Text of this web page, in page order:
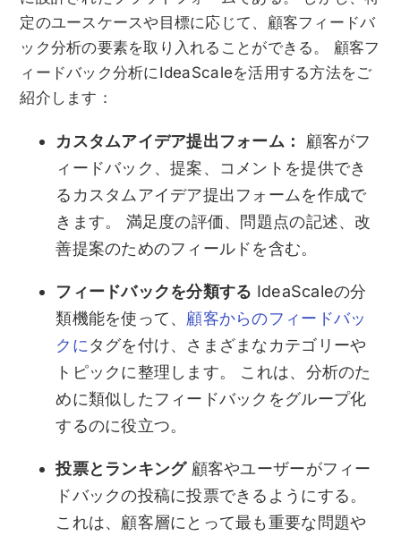
定のユースケースや目標に応じて、顧客フィードバ
ック分析の要素を取り入れることができる。 顧客フ
ィードバック分析にIdeaScaleを活用する方法をご
紹介します：
カスタムアイデア提出フォーム： 顧客がフ
ィードバック、提案、コメントを提供でき
るカスタムアイデア提出フォームを作成で
きます。 満足度の評価、問題点の記述、改
善提案のためのフィールドを含む。
フィードバックを分類する IdeaScaleの分
類機能を使って、 顧客からのフィードバッ
クにタグを付け、さまざまなカテゴリーや
トピックに整理します。 これは、分析のた
めに類似したフィードバックをグループ化
するのに役立つ。
投票とランキング 顧客やユーザーがフィー
ドバックの投稿に投票できるようにする。
これは、顧客層にとって最も重要な問題や